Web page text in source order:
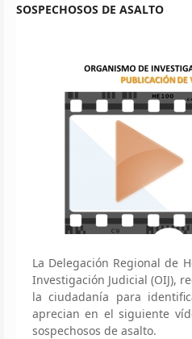
SOSPECHOSOS DE ASALTO
La Delegación Regional de
Investigación Judicial (OIJ),
la ciudadanía para
aprecian en el siguiente
sospechosos de asalto.